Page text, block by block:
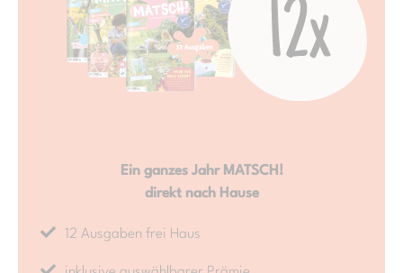
Ein ganzes Jahr MATSCH!
direkt nach Hause
12 Ausgaben frei Haus